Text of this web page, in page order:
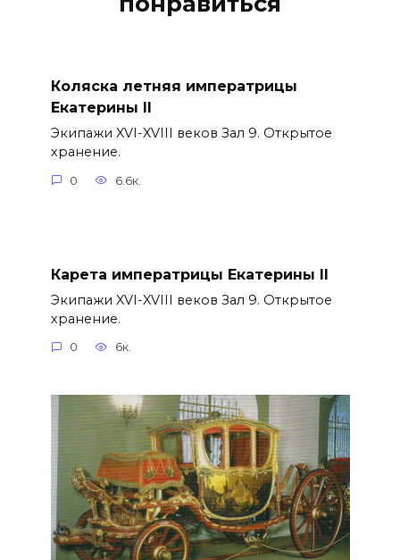
Коляска летняя императрицы
Екатерины II
Экипажи XVI-XVIII веков Зал 9. Открытое
хранение.
0 6.6к.
Карета императрицы Екатерины II
Экипажи XVI-XVIII веков Зал 9. Открытое
хранение.
0 6к.